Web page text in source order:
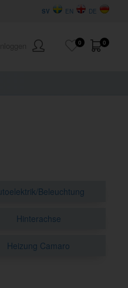
DE
EN
SV
0
0
Beleuchtung
Hinterachse
Heizung Camaro